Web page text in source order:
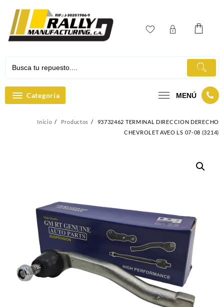
contenido
Categoría MENÚ
Inicio Productos
93732462 TERMINAL DIRECCION DERECHO
CHEVROLET AVEO LS 07-08 (3214)